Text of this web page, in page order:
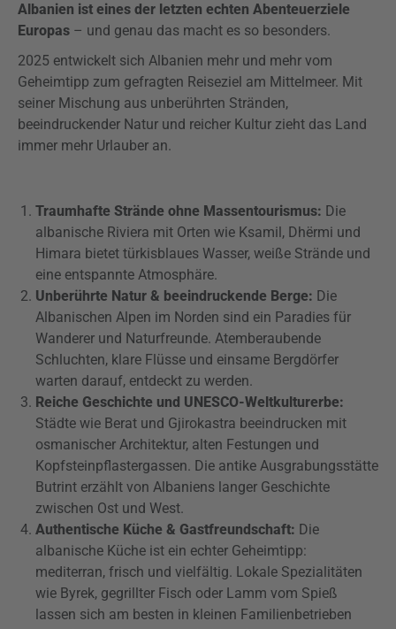
Albanien ist eines der letzten echten Abenteuerziele
Europas – und genau das macht es so besonders.
2025 entwickelt sich Albanien mehr und mehr vom
Geheimtipp zum gefragten Reiseziel am Mittelmeer. Mit
seiner Mischung aus unberührten Stränden,
beeindruckender Natur und reicher Kultur zieht das Land
immer mehr Urlauber an.
Traumhafte Strände ohne Massentourismus: Die
albanische Riviera mit Orten wie Ksamil, Dhërmi und
Himara bietet türkisblaues Wasser, weiße Strände und
eine entspannte Atmosphäre.
Unberührte Natur & beeindruckende Berge: Die
Albanischen Alpen im Norden sind ein Paradies für
Wanderer und Naturfreunde. Atemberaubende
Schluchten, klare Flüsse und einsame Bergdörfer
warten darauf, entdeckt zu werden.
Reiche Geschichte und UNESCO-Weltkulturerbe:
Städte wie Berat und Gjirokastra beeindrucken mit
osmanischer Architektur, alten Festungen und
Kopfsteinpflastergassen. Die antike Ausgrabungsstätte
Butrint erzählt von Albaniens langer Geschichte
zwischen Ost und West.
Authentische Küche & Gastfreundschaft: Die
albanische Küche ist ein echter Geheimtipp:
mediterran, frisch und vielfältig. Lokale Spezialitäten
wie Byrek, gegrillter Fisch oder Lamm vom Spieß
lassen sich am besten in kleinen Familienbetrieben